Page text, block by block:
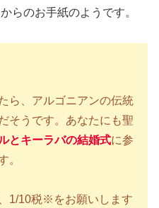
らのお手紙のようです。
ら、アルゴニアンの伝統
そうです。あなたにも聖
とキーラバの結婚式に参
。
1/10税※をお願いします